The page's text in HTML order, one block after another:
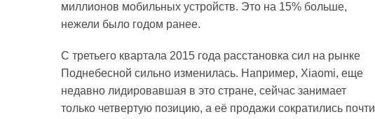
миллионов мобильных устройств. Это на 15% больше,
нежели было годом ранее.
С третьего квартала 2015 года расстановка сил на рынке
Поднебесной сильно изменилась. Например, Xiaomi, еще
недавно лидировавшая в это стране, сейчас занимает
только четвертую позицию, а её продажи сократились почти